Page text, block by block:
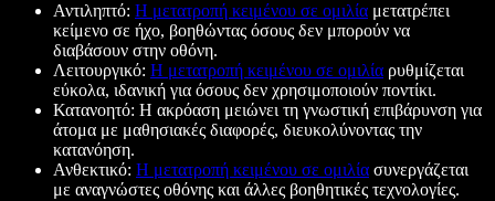
Αντιληπτό: Η μετατροπή κειμένου σε ομιλία μετατρέπει
κείμενο σε ήχο, βοηθώντας όσους δεν μπορούν να
διαβάσουν στην οθόνη.
Λειτουργικό: Η μετατροπή κειμένου σε ομιλία ρυθμίζεται
εύκολα, ιδανική για όσους δεν χρησιμοποιούν ποντίκι.
Κατανοητό: Η ακρόαση μειώνει τη γνωστική επιβάρυνση για
άτομα με μαθησιακές διαφορές, διευκολύνοντας την
κατανόηση.
Ανθεκτικό: Η μετατροπή κειμένου σε ομιλία συνεργάζεται
με αναγνώστες οθόνης και άλλες βοηθητικές τεχνολογίες.